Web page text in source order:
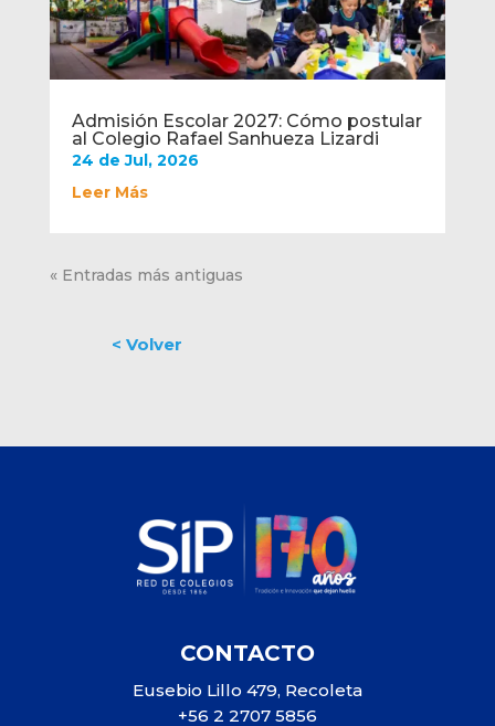
Admisión Escolar 2027: Cómo postular
al Colegio Rafael Sanhueza Lizardi
24 de Jul, 2026
Leer Más
« Entradas más antiguas
CONTACTO
Eusebio Lillo 479, Recoleta
+56 2 2707 5856